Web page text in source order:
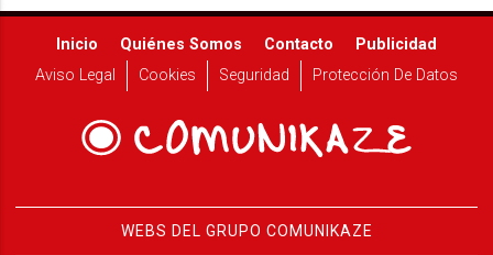
Inicio Quiénes Somos Contacto
Publicidad
Aviso Legal
Cookies Seguridad Protección De Datos
WEBS DEL GRUPO COMUNIKAZE